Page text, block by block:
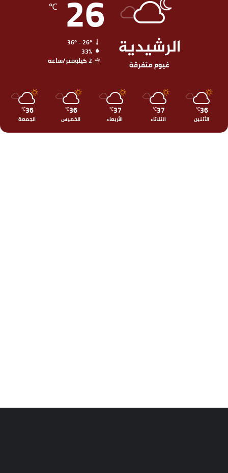
الرشيدية
غيوم متفرقة
℃
36º - 26º
33%
2 كيلومتر/ساعة
36
℃
الأثنين
37
℃
الثلاثاء
37
℃
الأربعاء
36
℃
الخميس
36
℃
الجمعة